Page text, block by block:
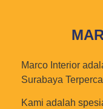
Marco Interior
Surabaya
Kami adalah